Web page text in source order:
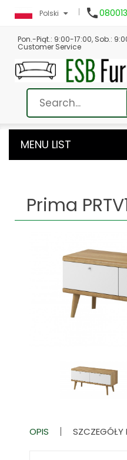
Polski 
Pon.-Piąt.: 9:00-17:00, Sob.:
Customer Service
MENU LIST
Prima
OPIS SZCZEGÓŁY